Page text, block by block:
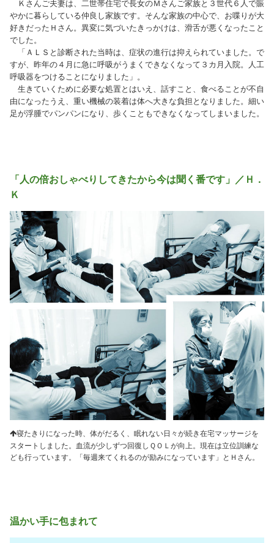
Ｋさんご夫妻は、二世帯住宅で長女のＭさんご家族と３世代６人で賑
やかに暮らしている仲良し家族です。そんな家族の中心で、お喋りが大
好きだったＨさん。異変に気づいたきっかけは、滑舌が悪くなったこと
でした。
「ＡＬＳと診断された当時は、症状の進行は抑えられていました。で
すが、昨年の４月に急に呼吸がうまくできなくなって３カ月入院。人工
呼吸器をつけることになりました」。
生きていくために必要な処置とはいえ、話すこと、食べることが不自
由になったうえ、重い機械の装着は体へ大きな負担となりました。細い
足が浮腫でパンパンになり、歩くこともできなくなってしまいました。
「人の倍おしゃべりしてきたから今は聞く番です」／Ｈ．
Ｋ
寝たきりになった時、体がだるく、眠れない日々が続き在宅マッサージを
スタートしました。血流が少しずつ回復しＱＯＬが向上。現在は立位訓練な
ども行っています。「毎週来てくれるのが励みになっています」とＨさん。
温かい手に包まれて